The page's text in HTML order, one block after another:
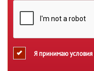
Я принимаю условия